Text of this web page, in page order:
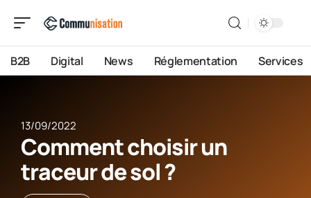
B2B Digital News Réglementation Services
13/09/2022
Comment choisir un
traceur de sol ?